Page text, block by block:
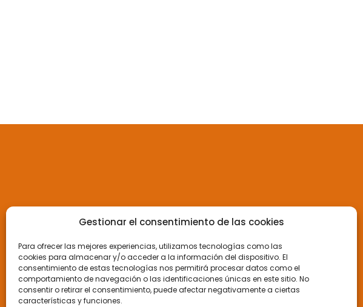
Gestionar el consentimiento de las cookies
Para ofrecer las mejores experiencias, utilizamos tecnologías como las
cookies para almacenar y/o acceder a la información del dispositivo. El
consentimiento de estas tecnologías nos permitirá procesar datos como el
comportamiento de navegación o las identificaciones únicas en este sitio. No
consentir o retirar el consentimiento, puede afectar negativamente a ciertas
características y funciones.